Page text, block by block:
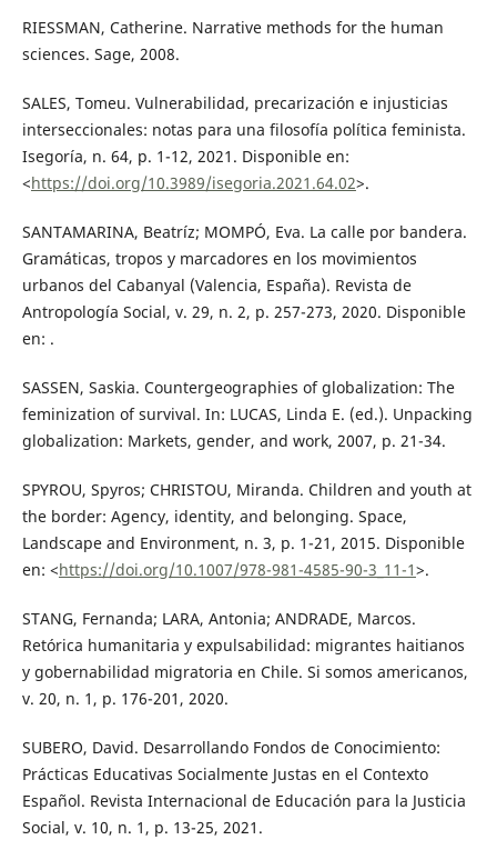
RIESSMAN, Catherine. Narrative methods for the human
sciences. Sage, 2008.
SALES, Tomeu. Vulnerabilidad, precarización e injusticias
interseccionales: notas para una filosofía política feminista.
Isegoría, n. 64, p. 1-12, 2021. Disponible en:
<https://doi.org/10.3989/isegoria.2021.64.02>.
SANTAMARINA, Beatríz; MOMPÓ, Eva. La calle por bandera.
Gramáticas, tropos y marcadores en los movimientos
urbanos del Cabanyal (Valencia, España). Revista de
Antropología Social, v. 29, n. 2, p. 257-273, 2020. Disponible
en: .
SASSEN, Saskia. Countergeographies of globalization: The
feminization of survival. In: LUCAS, Linda E. (ed.). Unpacking
globalization: Markets, gender, and work, 2007, p. 21-34.
SPYROU, Spyros; CHRISTOU, Miranda. Children and youth at
the border: Agency, identity, and belonging. Space,
Landscape and Environment, n. 3, p. 1-21, 2015. Disponible
en: <https://doi.org/10.1007/978-981-4585-90-3_11-1>.
STANG, Fernanda; LARA, Antonia; ANDRADE, Marcos.
Retórica humanitaria y expulsabilidad: migrantes haitianos
y gobernabilidad migratoria en Chile. Si somos americanos,
v. 20, n. 1, p. 176-201, 2020.
SUBERO, David. Desarrollando Fondos de Conocimiento:
Prácticas Educativas Socialmente Justas en el Contexto
Español. Revista Internacional de Educación para la Justicia
Social, v. 10, n. 1, p. 13-25, 2021.